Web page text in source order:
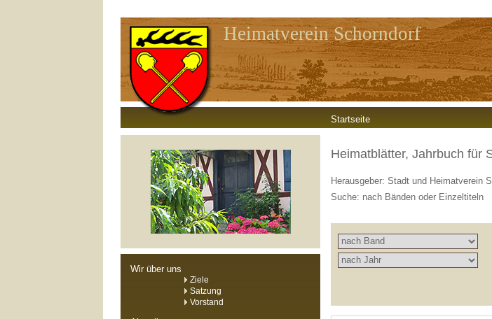
Heimatverein Schorndorf
Startseite
Wir über uns
Ziele
Satzung
Vorstand
Heimatblätter, Jahrbuch für
Herausgeber: Stadt und Heimatverein
Suche: nach Bänden oder Einzeltiteln